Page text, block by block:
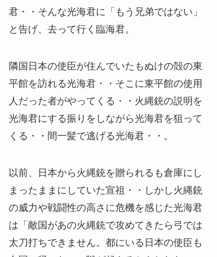
君・・そんな光海君に「もう兄弟ではない」
と告げ、去って行く臨海君。
隣国日本の使臣が住んでいたもぬけの殻の東
平館を訪れる光海君・・そこに東平館の使用
人だった者がやってくる・・火縄銃の説明を
光海君にする振りをしながら光海君を狙って
くる・・間一髪で逃げる光海君・・。
以前、日本から火縄銃を贈られるも倉庫にし
まったままにしていた宣祖・・しかし火縄銃
の威力や戦闘性の高さに危機を感じた光海君
は「敵国があの火縄銃で攻めてきたら弓では
太刀打ちできません。都にいる日本の使臣も